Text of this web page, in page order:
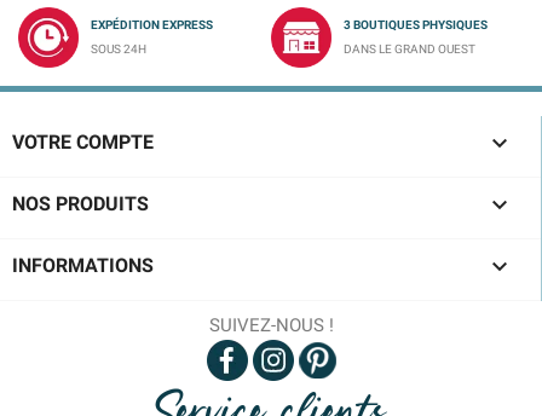
EXPÉDITION EXPRESS
SOUS 24H
3 BOUTIQUES PHYSIQUES
DANS LE GRAND OUEST
VOTRE COMPTE 
NOS PRODUITS 
INFORMATIONS 
SUIVEZ-NOUS !